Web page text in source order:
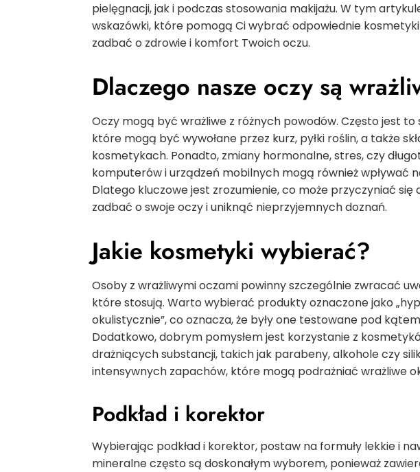
pielęgnacji, jak i podczas stosowania makijażu. W tym
wskazówki, które pomogą Ci wybrać odpowiednie
zadbać o zdrowie i komfort Twoich oczu.
Dlaczego nasze oczy są
Oczy mogą być wrażliwe z różnych powodów. Często jest
które mogą być wywołane przez kurz, pyłki roślin, a także
kosmetykach. Ponadto, zmiany hormonalne, stres, czy
komputerów i urządzeń mobilnych mogą również wpływać
Dlatego kluczowe jest zrozumienie, co może przyczyniać
zadbać o swoje oczy i uniknąć nieprzyjemnych doznań.
Jakie kosmetyki wybierać?
Osoby z wrażliwymi oczami powinny szczególnie zwracać
które stosują. Warto wybierać produkty oznaczone jako
okulistycznie”, co oznacza, że były one testowane pod
Dodatkowo, dobrym pomysłem jest korzystanie z
drażniących substancji, takich jak parabeny, alkohole czy
intensywnych zapachów, które mogą podrażniać wrażliwe
Podkład i korektor
Wybierając podkład i korektor, postaw na formuły lekkie i
mineralne często są doskonałym wyborem, ponieważ